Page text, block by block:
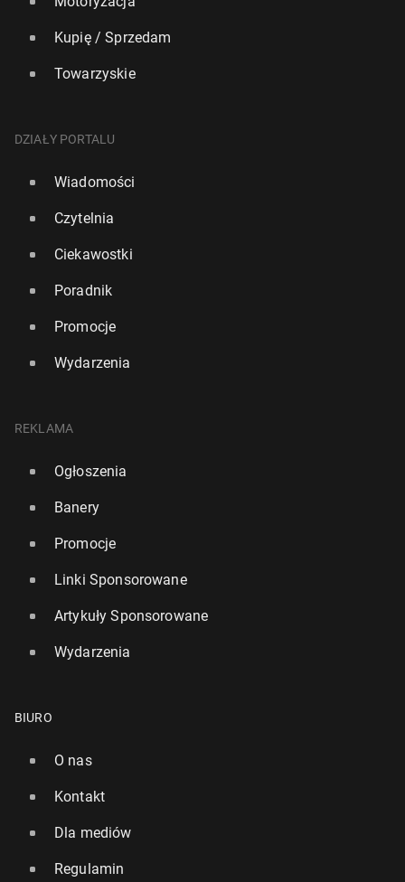
Kupię / Sprzedam
Towarzyskie
DZIAŁY PORTALU
Wiadomości
Czytelnia
Ciekawostki
Poradnik
Promocje
Wydarzenia
REKLAMA
Ogłoszenia
Banery
Promocje
Linki Sponsorowane
Artykuły Sponsorowane
Wydarzenia
BIURO
O nas
Kontakt
Dla mediów
Regulamin